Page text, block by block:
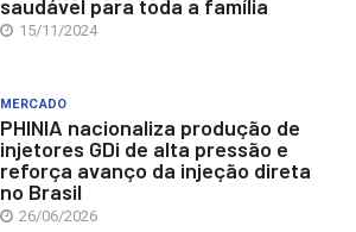
saudável para toda a família
15/11/2024
MERCADO
PHINIA nacionaliza produção de
injetores GDi de alta pressão e
reforça avanço da injeção direta
no Brasil
26/06/2026